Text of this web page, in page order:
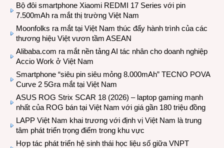
Bộ đôi smartphone Xiaomi REDMI 17 Series với pin
7.500mAh ra mắt thị trường Việt Nam
Moonfolks ra mắt tại Việt Nam thúc đẩy hành trình của các
thương hiệu Việt vươn tầm ASEAN
Alibaba.com ra mắt nền tảng AI tác nhân cho doanh nghiệp
Accio Work ở Việt Nam
Smartphone “siêu pin siêu mỏng 8.000mAh” TECNO POVA
Curve 2 5Gra mắt tại Việt Nam
ASUS ROG Strix SCAR 18 (2026) – laptop gaming mạnh
nhất của ROG bán tại Việt Nam với giá gần 180 triệu đồng
LAPP Việt Nam khai trương với định vị Việt Nam là trung
tâm phát triển trọng điểm trong khu vực
Hợp tác phát triển hệ sinh thái học liệu số giữa VNPT